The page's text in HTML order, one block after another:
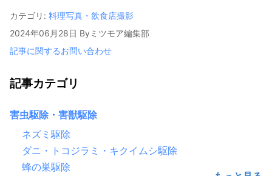
カテゴリ: 料理写真・飲食店撮影
2024年06月28日 By ミツモア編集部
記事に関するお問い合わせ
記事カテゴリ
害虫駆除・害獣駆除
ネズミ駆除
ダニ・トコジラミ・キクイムシ駆除
蜂の巣駆除